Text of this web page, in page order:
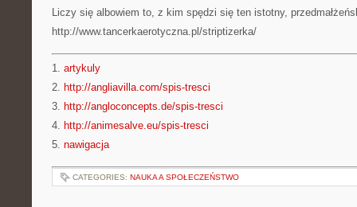
Liczy się albowiem to, z kim spędzi się ten istotny,
http://www.tancerkaerotyczna.pl/striptizerka/
1. artykuly
2. http://angliavilla.com/spis-tresci
3. http://angloconcepts.de/spis-tresci
4. http://animesalve.eu/spis-tresci
5. nawigacja
CATEGORIES: NAUKA A SPOŁECZEŃSTWO